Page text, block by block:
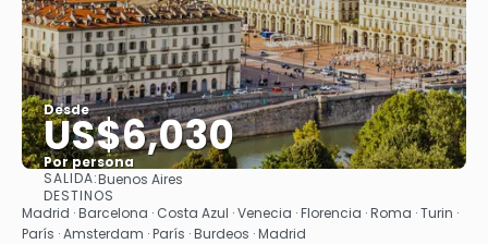
Desde
US$6,030
Por persona
SALIDA:Buenos Aires
DESTINOS
Madrid · Barcelona · Costa Azul · Venecia · Florencia · Roma · Turin ·
París · Amsterdam · París · Burdeos · Madrid